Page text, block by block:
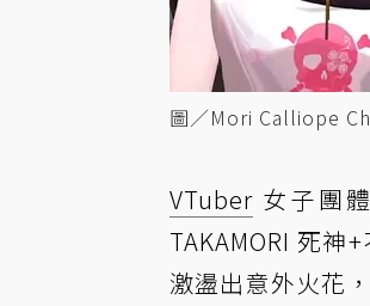
圖／Mori Calliope
VTuber 女子團體
TAKAMORI 死
激盪出意外火花